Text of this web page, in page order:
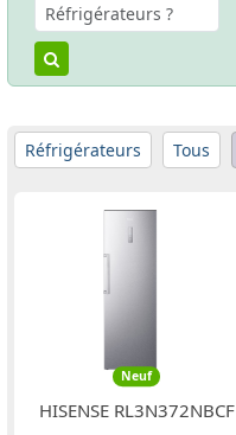
Réfrigérateurs Tous
Neuf
HISENSE RL3N372NBCF